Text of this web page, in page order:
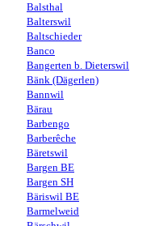
Balsthal
Balterswil
Baltschieder
Banco
Bangerten b. Dieterswil
Bänk (Dägerlen)
Bannwil
Bärau
Barbengo
Barberêche
Bäretswil
Bargen BE
Bargen SH
Bäriswil BE
Barmelweid